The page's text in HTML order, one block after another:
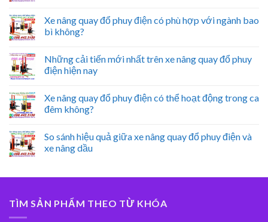
Xe nâng quay đổ phuy điện có phù hợp với ngành bao
bì không?
Những cải tiến mới nhất trên xe nâng quay đổ phuy
điện hiện nay
Xe nâng quay đổ phuy điện có thể hoạt động trong ca
đêm không?
So sánh hiệu quả giữa xe nâng quay đổ phuy điện và
xe nâng dầu
TÌM SẢN PHẨM THEO TỪ KHÓA